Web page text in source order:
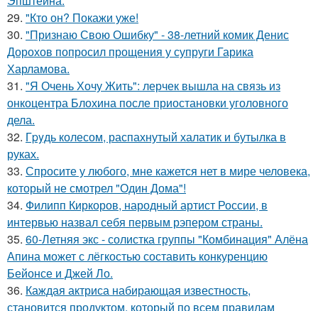
29. "Кто он? Покажи уже!
30. "Признаю Свою Ошибку" - 38-летний комик Денис
Дорохов попросил прощения у супруги Гарика
Харламова.
31. "Я Очень Хочу Жить": лерчек вышла на связь из
онкоцентра Блохина после приостановки уголовного
дела.
32. Гpyдь колесом, распахнутый халатик и бутылка в
руках.
33. Спросите у любого, мне кажется нет в мире человека,
который не смотрел "Один Дома"!
34. Филипп Киркоров, народный артист России, в
интервью назвал себя первым рэпером страны.
35. 60-Летняя экс - солистка группы "Комбинация" Алёна
Апина может с лёгкостью составить конкуренцию
Бейонсе и Джей Ло.
36. Каждая актриса набирающая известность,
становится продуктом, который по всем правилам